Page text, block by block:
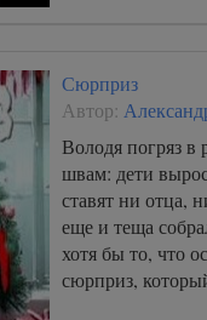
Сюрприз
Автор:
Володя погряз в
швам: дети
ставят ни отца,
еще и теща
хотя бы то, что
сюрприз,